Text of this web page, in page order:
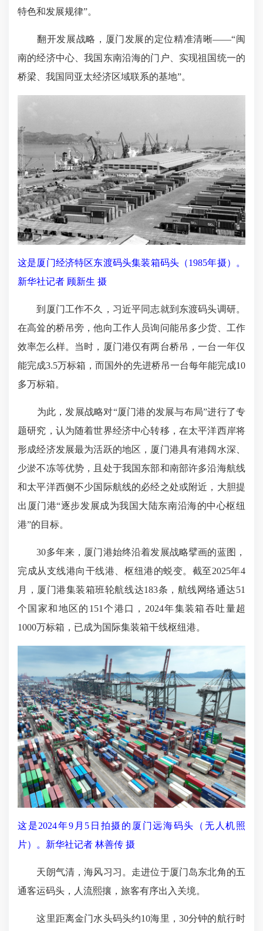
特色和发展规律”。
翻开发展战略，厦门发展的定位精准清晰——“闽
南的经济中心、我国东南沿海的门户、实现祖国统一的
桥梁、我国同亚太经济区域联系的基地”。
这是厦门经济特区东渡码头集装箱码头（1985年摄）。
新华社记者 顾新生 摄
到厦门工作不久，习近平同志就到东渡码头调研。
在高耸的桥吊旁，他向工作人员询问能吊多少货、工作
效率怎么样。当时，厦门港仅有两台桥吊，一台一年仅
能完成3.5万标箱，而国外的先进桥吊一台每年能完成10
多万标箱。
为此，发展战略对“厦门港的发展与布局”进行了专
题研究，认为随着世界经济中心转移，在太平洋西岸将
形成经济发展最为活跃的地区，厦门港具有港阔水深、
少淤不冻等优势，且处于我国东部和南部许多沿海航线
和太平洋西侧不少国际航线的必经之处或附近，大胆提
出厦门港“逐步发展成为我国大陆东南沿海的中心枢纽
港”的目标。
30多年来，厦门港始终沿着发展战略擘画的蓝图，
完成从支线港向干线港、枢纽港的蜕变。截至2025年4
月，厦门港集装箱班轮航线达183条，航线网络通达51
个国家和地区的151个港口，2024年集装箱吞吐量超
1000万标箱，已成为国际集装箱干线枢纽港。
这是2024年9月5日拍摄的厦门远海码头（无人机照
片）。新华社记者 林善传 摄
天朗气清，海风习习。走进位于厦门岛东北角的五
通客运码头，人流熙攘，旅客有序出入关境。
这里距离金门水头码头约10海里，30分钟的航行时